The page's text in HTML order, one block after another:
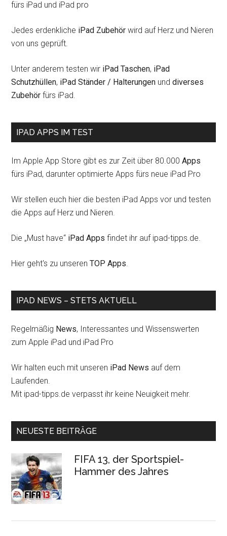
fürs iPad und iPad pro
Jedes erdenkliche iPad Zubehör wird auf Herz und Nieren
von uns geprüft.
Unter anderem testen wir iPad Taschen, iPad
Schutzhüllen, iPad Ständer / Halterungen unddiverses
Zubehör fürs iPad.
IPAD APPS IM TEST
Im Apple App Store gibt es zur Zeit über 80.000Apps
fürs iPad, darunter optimierte Apps fürs neue iPad Pro
Wir stellen euch hier die besten iPad Apps vor und testen
die Apps auf Herz und Nieren.
Die „Must have“ iPad Apps findet ihr auf ipad-tipps.de.
Hier geht's zu unserenTOP Apps.
IPAD NEWS – STETS AKTUELL
Regelmäßig News, Interessantes und Wissenswerten
zum Apple iPad und iPad Pro
Wir halten euch mit unseren iPad News auf dem
Laufenden.
Mit ipad-tipps.de verpasst ihr keine Neuigkeit mehr.
NEUESTE BEITRÄGE
FIFA 13, der Sportspiel-
Hammer des Jahres